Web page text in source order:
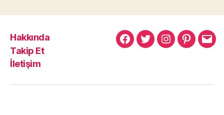
Hakkında
Takip Et
İletişim
MuratMuratMuratPinterest